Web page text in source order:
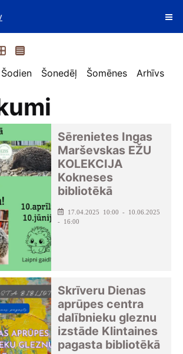
Šodien Šonedēļ Šomēnes Arhīvs
Sērenietes Ingas
Marševskas EŽU
KOLEKCIJA
Kokneses
bibliotēkā
17.04.2025 10:00 - 10.06.2025
- 16:00
Skrīveru Dienas
aprūpes centra
dalībnieku gleznu
izstāde Klintaines
pagasta bibliotēkā